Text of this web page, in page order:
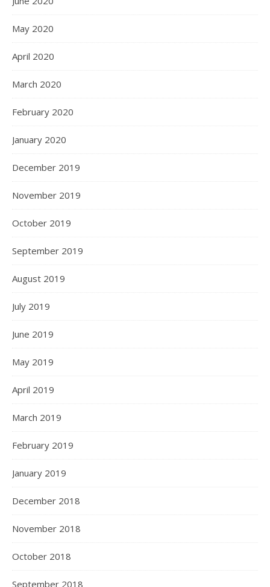
May 2020
April 2020
March 2020
February 2020
January 2020
December 2019
November 2019
October 2019
September 2019
August 2019
July 2019
June 2019
May 2019
April 2019
March 2019
February 2019
January 2019
December 2018
November 2018
October 2018
September 2018